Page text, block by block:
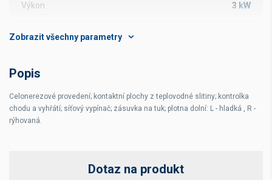
Výkon 3 kW
Rozsah teplot
Popis
Celonerezové provedení; kontaktní plochy z teplovodné slitiny; kontrolka
chodu a vyhřátí; síťový vypínač; zásuvka na tuk; plotna dolní: L - hladká , R -
rýhovaná.
Dotaz na produkt